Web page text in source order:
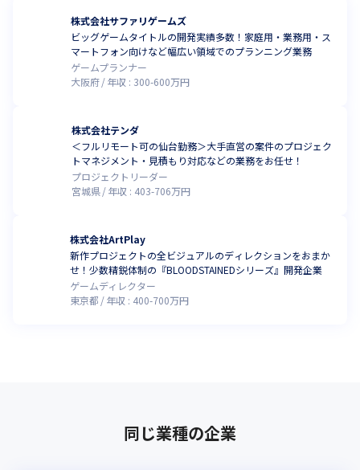
株式会社サファリゲームズ
ビッグゲームタイトルの開発実績多数！家庭用・業務用・ス
マートフォン向けなど幅広い領域でのプランニング業務
ゲームプランナー
大阪府
年収 : 300-600万円
株式会社テンダ
＜フルリモート可の仙台勤務＞大手直営の案件のプロジェク
トマネジメント・見積もり対応などの業務をお任せ！
プロジェクトリーダー
宮城県
年収 : 403-706万円
株式会社ArtPlay
新作プロジェクトの全ビジュアルのディレクションをおまか
せ！少数精鋭体制の『BLOODSTAINEDシリーズ』開発企業
ゲームディレクター
東京都
年収 : 400-700万円
同じ業種の企業